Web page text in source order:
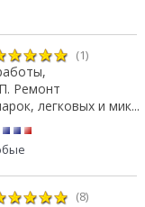
(1)
Ремонт
легковых и мик...
(8)